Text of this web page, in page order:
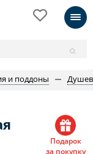
и поддоны
Подарок
за покупку